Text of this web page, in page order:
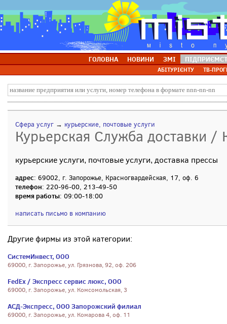
ГОЛОВНА НОВИНИ ЗМІ
АБІТУРІЄНТУ ТВ-
Сфера услуг → курьерские, почтовые услуги
Курьерская Служба доставки
курьерские услуги, почтовые услуги, доставка прессы
адрес: 69002, г. Запорожье, Красногвардейская, 17, оф. 6
телефон: 220-96-00, 213-49-50
время работы: 09:00-18:00
написать письмо в компанию
Другие фирмы из этой категории:
СистемИнвест, ООО
69000, г. Запорожье, ул. Грязнова, 92, оф. 206
FedEx / Экспресс сервис люкс, ООО
69000, г. Запорожье, ул. Комсомольская, 3
АСД-Экспресс, ООО Запорожский филиал
69000, г. Запорожье, ул. Комарова 4, оф. 11